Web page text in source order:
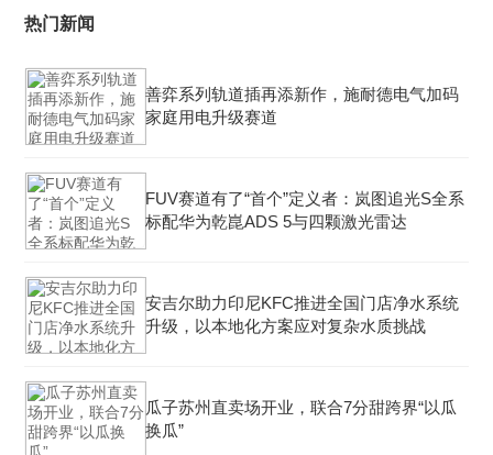
热门新闻
善弈系列轨道插再添新作，施耐德电气加码
家庭用电升级赛道
FUV赛道有了“首个”定义者：岚图追光S全系
标配华为乾崑ADS 5与四颗激光雷达
安吉尔助力印尼KFC推进全国门店净水系统
升级，以本地化方案应对复杂水质挑战
瓜子苏州直卖场开业，联合7分甜跨界“以瓜
换瓜”